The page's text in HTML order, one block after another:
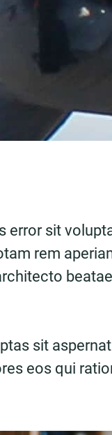
error sit
rem
sit
eos qui